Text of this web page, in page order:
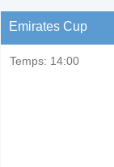
Emirates Cup
Temps: 14:00